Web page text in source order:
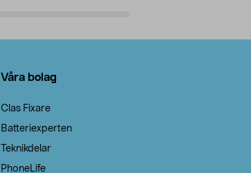
Våra bolag
Clas Fixare
Batteriexperten
Teknikdelar
PhoneLife